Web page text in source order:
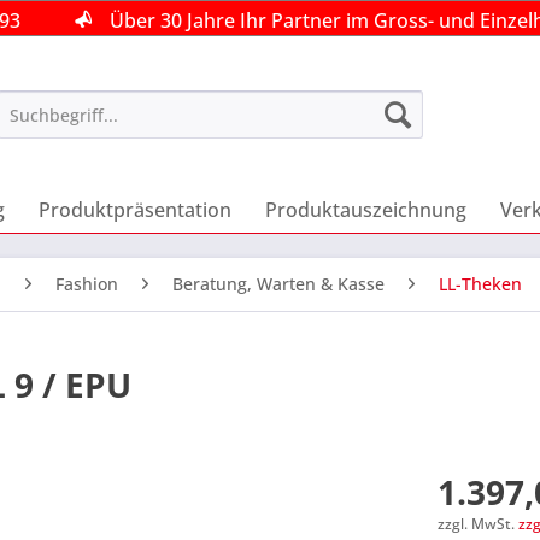
Über 30 Jahre Ihr Partner im Gross- und
Über 30 Jahre Ihr Partner im Gross- und
Produktpräsentation Produktauszeichnung
Fashion Beratung, Warten & Kasse LL-Theken
/ EPU
zzgl. MwSt.
Über 30 Jahre Ihr Partner im Gross- und